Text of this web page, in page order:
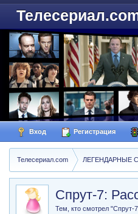
Вход Регистрация
Телесериал.com ЛЕГЕНДАРНЫЕ
Спрут-7:
Тем, кто смотрел "Спрут-